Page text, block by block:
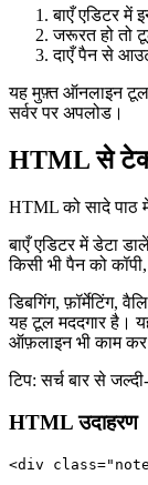
बाएँ एडिटर में
जरूरत हो तो
दाएँ पैन से
यह मुफ़्त ऑनलाइन
सर्वर पर अपलोड।
HTML से
HTML को सादे पाठ
बाएँ एडिटर में डेटा
किसी भी पैन को
डिबगिंग, फ़ॉर्मेटिंग,
यह टूल मददगार है।
ऑफ़लाइन भी काम
टिप: सर्च बार से
HTML उदाहरण
<div